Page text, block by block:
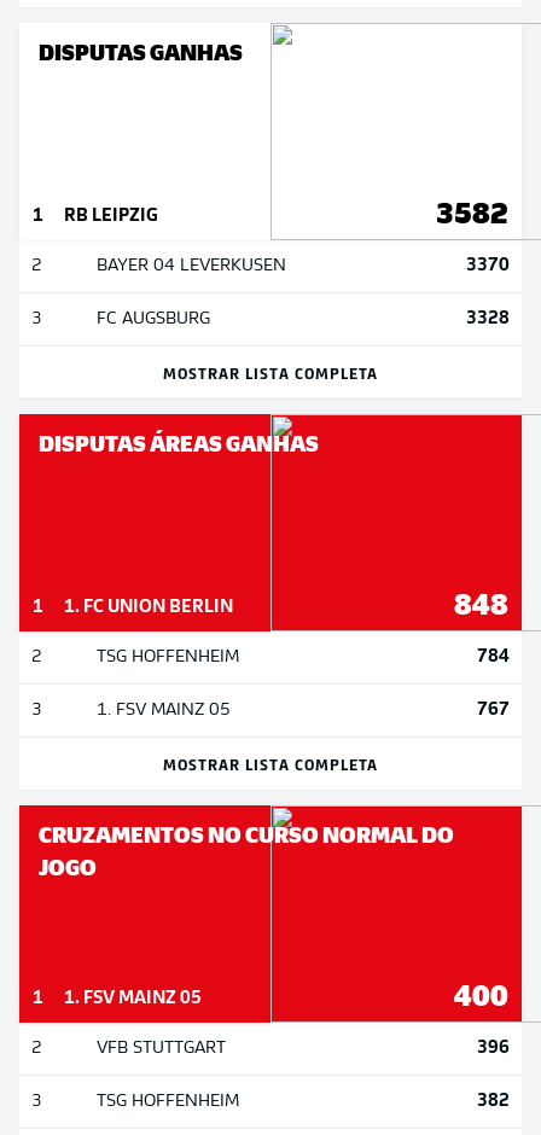
DISPUTAS GANHAS
1 RB LEIPZIG 3582
2 BAYER 04 LEVERKUSEN 3370
3 FC AUGSBURG 3328
MOSTRAR LISTA COMPLETA
DISPUTAS ÁREAS GANHAS
1 1. FC UNION BERLIN 848
2 TSG HOFFENHEIM 784
3 1. FSV MAINZ 05 767
MOSTRAR LISTA COMPLETA
CRUZAMENTOS NO CURSO NORMAL DO
JOGO
1 1. FSV MAINZ 05 400
2 VFB STUTTGART 396
3 TSG HOFFENHEIM 382